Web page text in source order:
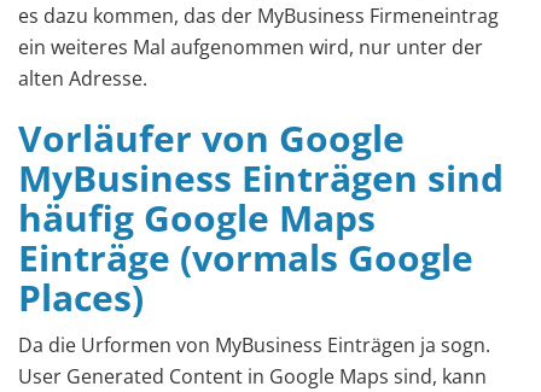
es dazu kommen, das der MyBusiness Firmeneintrag
ein weiteres Mal aufgenommen wird, nur unter der
alten Adresse.
Vorläufer von Google
MyBusiness Einträgen sind
häufig Google Maps
Einträge (vormals Google
Places)
Da die Urformen von MyBusiness Einträgen ja sogn.
User Generated Content in Google Maps sind, kann